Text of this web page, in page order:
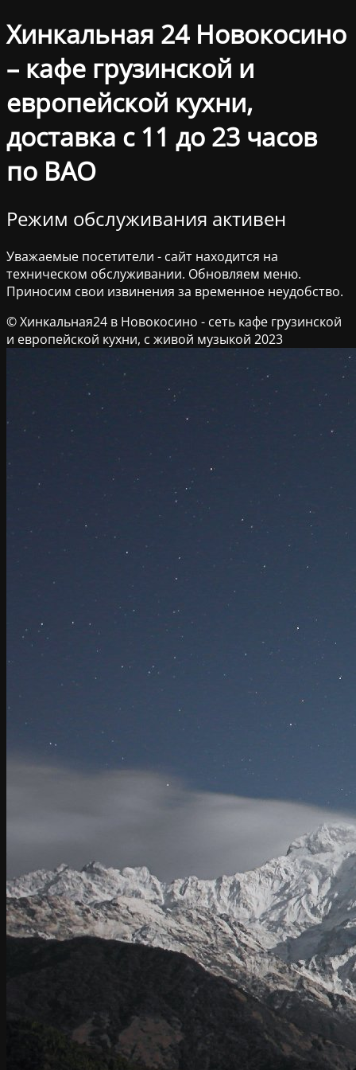
Хинкальная 24 Новокосино
– кафе грузинской и
европейской кухни,
доставка с 11 до 23 часов
по ВАО
Режим обслуживания активен
Уважаемые посетители - сайт находится на
техническом обслуживании. Обновляем меню.
Приносим свои извинения за временное неудобство.
© Хинкальная24 в Новокосино - сеть кафе грузинской
и европейской кухни, с живой музыкой 2023